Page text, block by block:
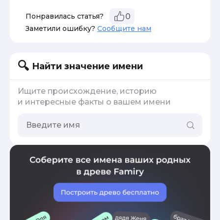
Понравилась статья? 0
Заметили ошибку? Сообщите нам
Найти значение имени
Ищите происхождение, историю
и интересные факты о вашем имени